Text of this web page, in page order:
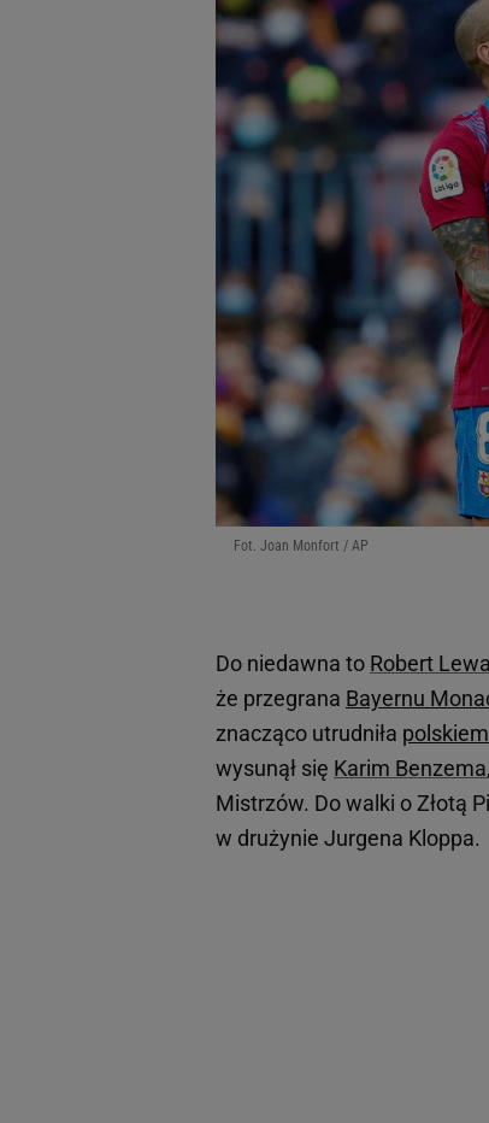
Fot. Joan Monfort / AP
Do niedawna to Robert
że przegrana Bayernu
znacząco utrudniła
wysunął się Karim Benzema
Mistrzów. Do walki o Złotą
w drużynie Jurgena Kloppa.